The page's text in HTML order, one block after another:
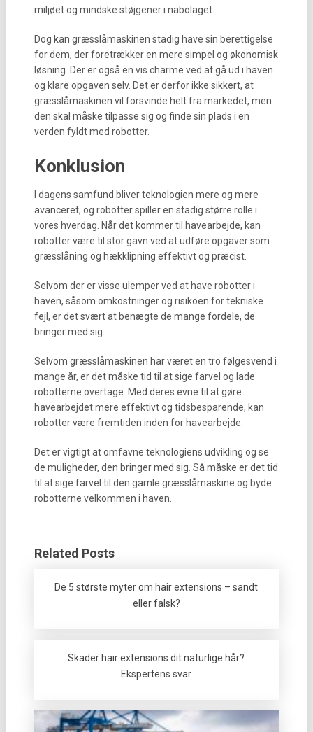
miljøet og mindske støjgener i nabolaget.
Dog kan græsslåmaskinen stadig have sin berettigelse
for dem, der foretrækker en mere simpel og økonomisk
løsning. Der er også en vis charme ved at gå ud i haven
og klare opgaven selv. Det er derfor ikke sikkert, at
græsslåmaskinen vil forsvinde helt fra markedet, men
den skal måske tilpasse sig og finde sin plads i en
verden fyldt med robotter.
Konklusion
I dagens samfund bliver teknologien mere og mere
avanceret, og robotter spiller en stadig større rolle i
vores hverdag. Når det kommer til havearbejde, kan
robotter være til stor gavn ved at udføre opgaver som
græsslåning og hækklipning effektivt og præcist.
Selvom der er visse ulemper ved at have robotter i
haven, såsom omkostninger og risikoen for tekniske
fejl, er det svært at benægte de mange fordele, de
bringer med sig.
Selvom græsslåmaskinen har været en tro følgesvend i
mange år, er det måske tid til at sige farvel og lade
robotterne overtage. Med deres evne til at gøre
havearbejdet mere effektivt og tidsbesparende, kan
robotter være fremtiden inden for havearbejde.
Det er vigtigt at omfavne teknologiens udvikling og se
de muligheder, den bringer med sig. Så måske er det tid
til at sige farvel til den gamle græsslåmaskine og byde
robotterne velkommen i haven.
Related Posts
De 5 største myter om hair extensions – sandt
eller falsk?
Skader hair extensions dit naturlige hår?
Ekspertens svar